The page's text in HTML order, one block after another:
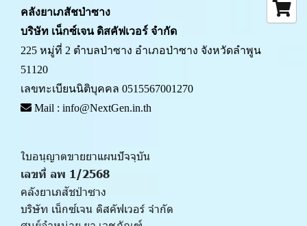
คลังยาเภสัชป่าซาง
บริษัท เน็กซ์เจน ดิสคัฟเวอร์ จำกัด
225 หมู่ที่ 2 ตำบลป่าซาง อำเภอป่าซาง จังหวัดลำพูน
51120
เลขทะเบียนนิติบุคคล 0515567001270
Mail : info@NextGen.in.th
ใบอนุญาตขายยาแผนปัจจุบัน
เลขที่ ลพ 1/2568
คลังยาเภสัชป่าซาง
บริษัท เน็กซ์เจน ดิสคัฟเวอร์ จำกัด